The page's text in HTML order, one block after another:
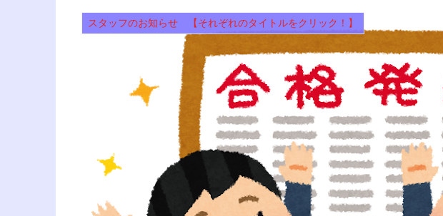
スタッフのお知らせ 【それぞれのタイトルをクリック！】